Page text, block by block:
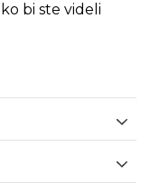
bi ste videli